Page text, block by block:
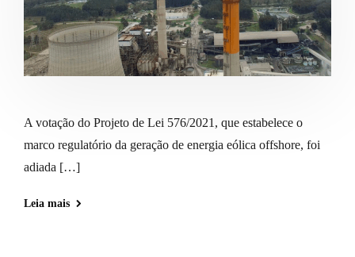
A votação do Projeto de Lei 576/2021, que estabelece o
marco regulatório da geração de energia eólica offshore, foi
adiada […]
Leia mais